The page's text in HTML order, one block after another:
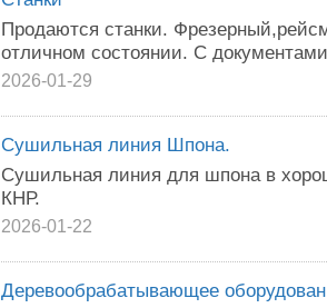
Продаются станки.
отличном состоянии. С
2026-01-29
Сушильная линия Шпона.
Сушильная линия для шпона в
КНР.
2026-01-22
Деревообрабатывающее